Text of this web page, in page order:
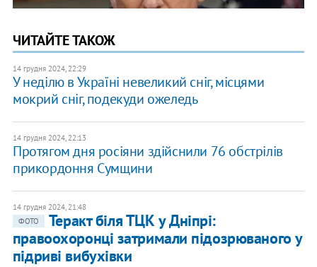
ЧИТАЙТЕ ТАКОЖ
14 грудня 2024, 22:29
У неділю в Україні невеликий сніг, місцями
мокрий сніг, подекуди ожеледь
14 грудня 2024, 22:13
Протягом дня росіяни здійснили 76 обстрілів
прикордоння Сумщини
14 грудня 2024, 21:48
ФОТО
Теракт біля ТЦК у Дніпрі:
правоохоронці затримали підозрюваного у
підриві вибухівки